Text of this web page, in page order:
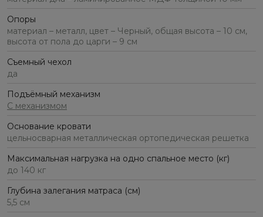
Опоры
материал – металл, цвет – Черный, общая высота – 10 см,
высота от пола до царги – 9 см
Съемный чехол
да
Подъёмный механизм
С механизмом
Основание кровати
цельносварная металлическая ортопедическая решетка
Максимальная нагрузка на одно спальное место (кг)
до 140 кг
Глубина залегания матраса (см)
5,5 см